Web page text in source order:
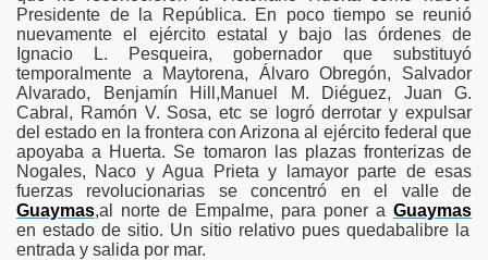
Presidente de la República. En poco tiempo se reunió
nuevamente el ejército estatal y bajo las órdenes de
Ignacio L. Pesqueira, gobernador que substituyó
temporalmente a Maytorena, Álvaro Obregón, Salvador
Alvarado, Benjamín Hill,Manuel M. Diéguez, Juan G.
Cabral, Ramón V. Sosa, etc se logró derrotar y expulsar
del estado en la frontera con Arizona al ejército federal que
apoyaba a Huerta. Se tomaron las plazas fronterizas de
Nogales, Naco y Agua Prieta y lamayor parte de esas
fuerzas revolucionarias se concentró en el valle de
Guaymas,al norte de Empalme, para poner a Guaymas
en estado de sitio. Un sitio relativo pues quedabalibre la
entrada y salida por mar.